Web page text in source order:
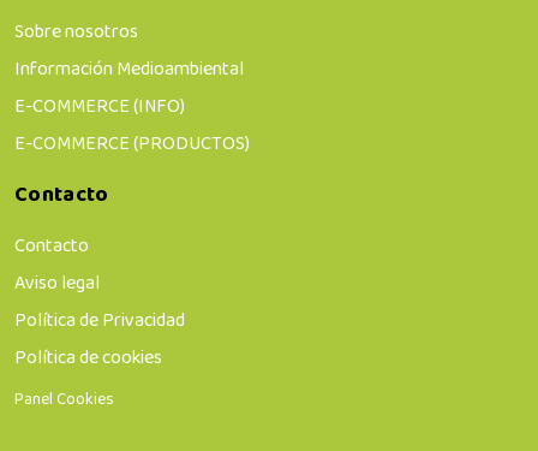
Sobre nosotros
Información Medioambiental
E-COMMERCE (INFO)
E-COMMERCE (PRODUCTOS)
Contacto
Contacto
Aviso legal
Política de Privacidad
Política de cookies
Panel Cookies